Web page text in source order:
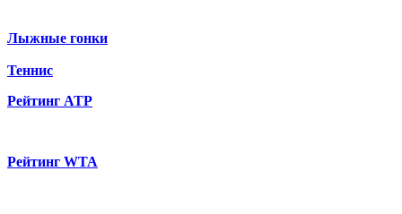
Лыжные гонки
Теннис
Рейтинг ATP
Рейтинг WTA